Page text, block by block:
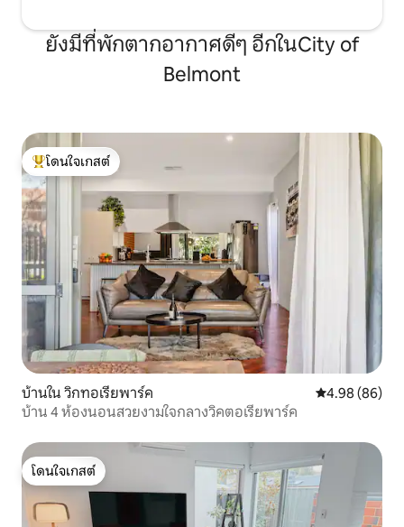
ยังมีที่พักตากอากาศดีๆ อีกในCity of
Belmont
โดนใจเกสต์ที่สุด
โดนใจเกสต์
บ้านใน วิกทอเรียพาร์ค คะแนนเฉลี่ย
4.98 (86)
บ้าน 4 ห้องนอนสวยงามใจกลางวิคตอเรียพาร์ค
โดนใจเกสต์
โดนใจเกสต์